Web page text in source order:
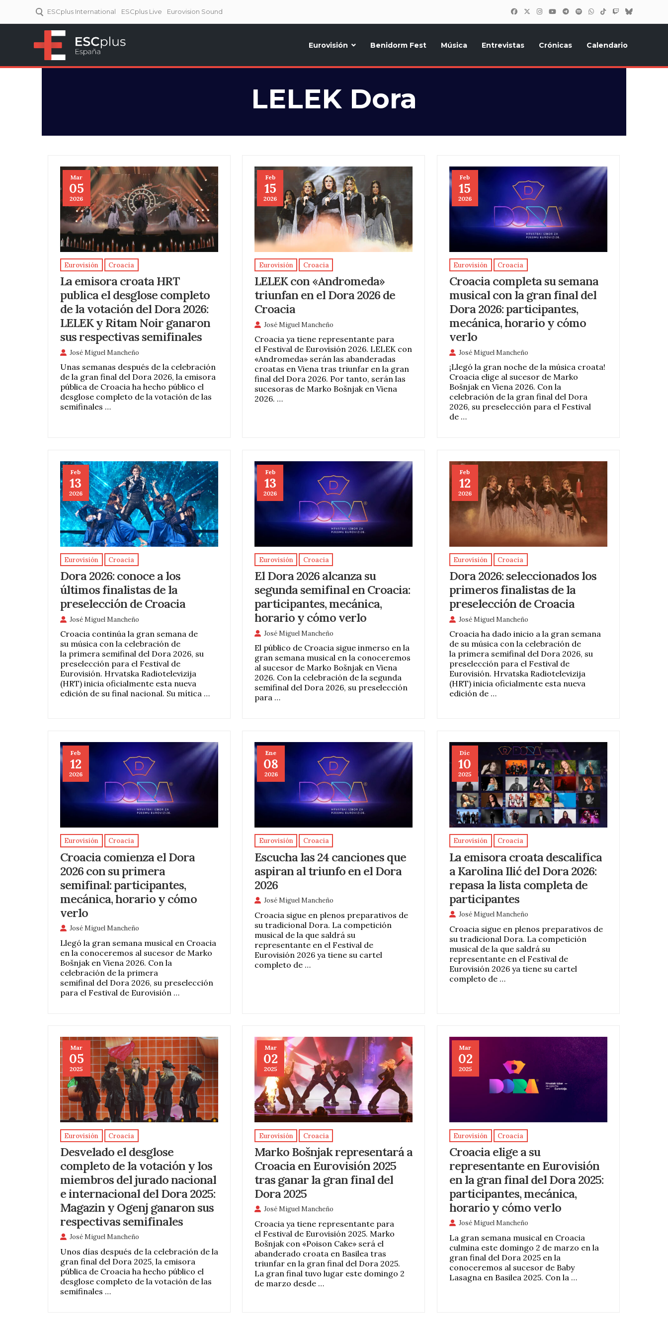
ESCplus International ESCplus Live Eurovision Sound
Eurovisión Benidorm Fest Música Entrevistas Crónicas Calendario
LELEK Dora
Mar
05
2026
Eurovisión Croacia
La emisora croata HRT
publica el desglose completo
de la votación del Dora 2026:
LELEK y Ritam Noir ganaron
sus respectivas semifinales
José Miguel Mancheño
Unas semanas después de la celebración
de la gran final del Dora 2026, la emisora
pública de Croacia ha hecho público el
desglose completo de la votación de las
semifinales …
Feb
15
2026
Eurovisión Croacia
LELEK con «Andromeda»
triunfan en el Dora 2026 de
Croacia
José Miguel Mancheño
Croacia ya tiene representante para
el Festival de Eurovisión 2026. LELEK con
«Andromeda» serán las abanderadas
croatas en Viena tras triunfar en la gran
final del Dora 2026. Por tanto, serán las
sucesoras de Marko Bošnjak en Viena
2026. …
Feb
15
2026
Eurovisión Croacia
Croacia completa su semana
musical con la gran final del
Dora 2026: participantes,
mecánica, horario y cómo
verlo
José Miguel Mancheño
¡Llegó la gran noche de la música croata!
Croacia elige al sucesor de Marko
Bošnjak en Viena 2026. Con la
celebración de la gran final del Dora
2026, su preselección para el Festival
de …
Feb
13
2026
Eurovisión Croacia
Dora 2026: conoce a los
últimos finalistas de la
preselección de Croacia
José Miguel Mancheño
Croacia continúa la gran semana de
su música con la celebración de
la primera semifinal del Dora 2026, su
preselección para el Festival de
Eurovisión. Hrvatska Radiotelevizija
(HRT) inicia oficialmente esta nueva
edición de su final nacional. Su mítica …
Feb
13
2026
Eurovisión Croacia
El Dora 2026 alcanza su
segunda semifinal en Croacia:
participantes, mecánica,
horario y cómo verlo
José Miguel Mancheño
El público de Croacia sigue inmerso en la
gran semana musical en la conoceremos
al sucesor de Marko Bošnjak en Viena
2026. Con la celebración de la segunda
semifinal del Dora 2026, su preselección
para …
Feb
12
2026
Eurovisión Croacia
Dora 2026: seleccionados los
primeros finalistas de la
preselección de Croacia
José Miguel Mancheño
Croacia ha dado inicio a la gran semana
de su música con la celebración de
la primera semifinal del Dora 2026, su
preselección para el Festival de
Eurovisión. Hrvatska Radiotelevizija
(HRT) inicia oficialmente esta nueva
edición de …
Feb
12
2026
Eurovisión Croacia
Croacia comienza el Dora
2026 con su primera
semifinal: participantes,
mecánica, horario y cómo
verlo
José Miguel Mancheño
Llegó la gran semana musical en Croacia
en la conoceremos al sucesor de Marko
Bošnjak en Viena 2026. Con la
celebración de la primera
semifinal del Dora 2026, su preselección
para el Festival de Eurovisión …
Ene
08
2026
Eurovisión Croacia
Escucha las 24 canciones que
aspiran al triunfo en el Dora
2026
José Miguel Mancheño
Croacia sigue en plenos preparativos de
su tradicional Dora. La competición
musical de la que saldrá su
representante en el Festival de
Eurovisión 2026 ya tiene su cartel
completo de …
Dic
10
2025
Eurovisión Croacia
La emisora croata descalifica
a Karolina Ilić del Dora 2026:
repasa la lista completa de
participantes
José Miguel Mancheño
Croacia sigue en plenos preparativos de
su tradicional Dora. La competición
musical de la que saldrá su
representante en el Festival de
Eurovisión 2026 ya tiene su cartel
completo de …
Mar
05
2025
Eurovisión Croacia
Desvelado el desglose
completo de la votación y los
miembros del jurado nacional
e internacional del Dora 2025:
Magazin y Ogenj ganaron sus
respectivas semifinales
José Miguel Mancheño
Unos días después de la celebración de la
gran final del Dora 2025, la emisora
pública de Croacia ha hecho público el
desglose completo de la votación de las
semifinales …
Mar
02
2025
Eurovisión Croacia
Marko Bošnjak representará a
Croacia en Eurovisión 2025
tras ganar la gran final del
Dora 2025
José Miguel Mancheño
Croacia ya tiene representante para
el Festival de Eurovisión 2025. Marko
Bošnjak con «Poison Cake» será el
abanderado croata en Basilea tras
triunfar en la gran final del Dora 2025.
La gran final tuvo lugar este domingo 2
de marzo desde …
Mar
02
2025
Eurovisión Croacia
Croacia elige a su
representante en Eurovisión
en la gran final del Dora 2025:
participantes, mecánica,
horario y cómo verlo
José Miguel Mancheño
La gran semana musical en Croacia
culmina este domingo 2 de marzo en la
gran final del Dora 2025 en la
conoceremos al sucesor de Baby
Lasagna en Basilea 2025. Con la …